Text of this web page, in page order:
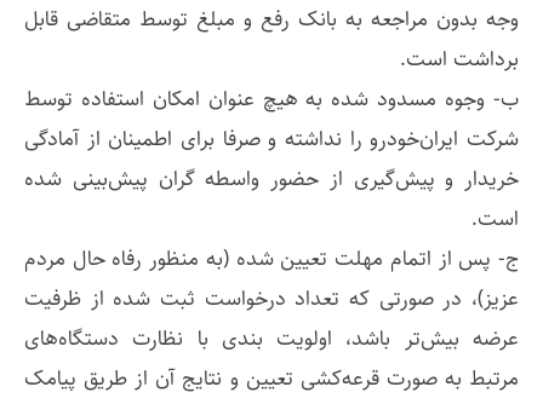
وجه بدون مراجعه به بانک رفع و مبلغ توسط متقاضی قابل
برداشت است.
ب- وجوه مسدود شده به هیچ عنوان امکان استفاده توسط
شرکت ایران‌خودرو را نداشته و صرفا برای اطمینان از آمادگی
خریدار و پیش‌گیری از حضور واسطه گران پیش‌بینی شده
است.
ج- پس از اتمام مهلت تعیین شده (به منظور رفاه حال مردم
عزیز)، در صورتی که تعداد درخواست ثبت شده از ظرفیت
عرضه بیش‌تر باشد، اولویت بندی با نظارت دستگاه‌های
مرتبط به صورت قرعه‌کشی تعیین و نتایج آن از طریق پیامک